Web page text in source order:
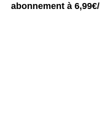
abonnement à